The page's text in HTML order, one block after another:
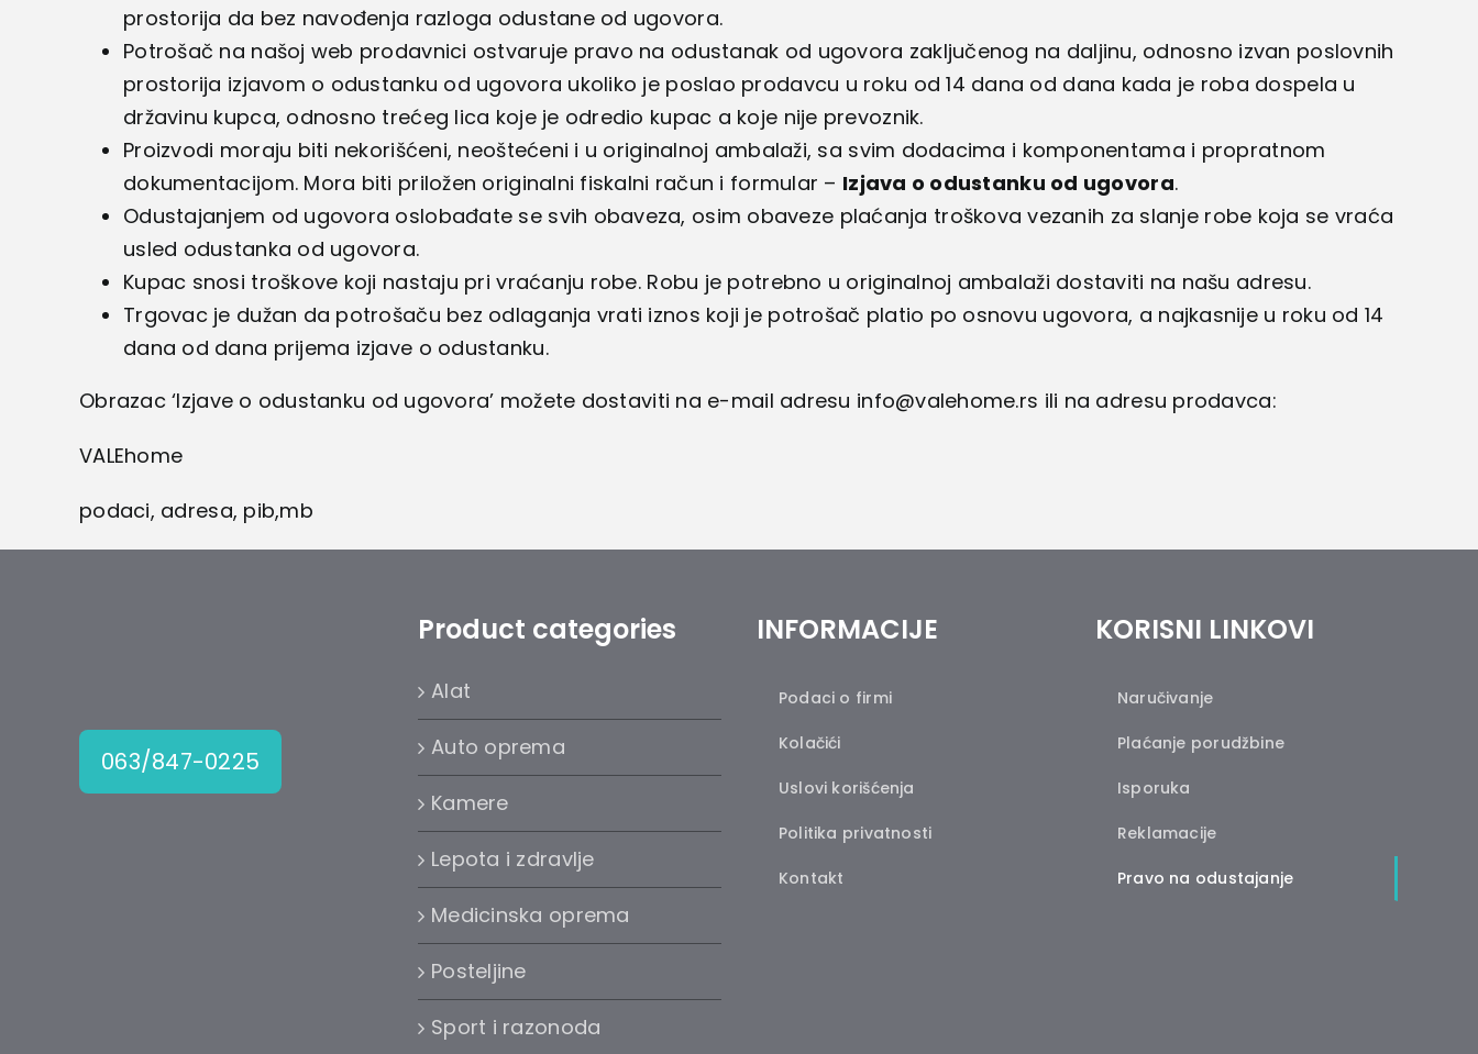
prostorija da bez navođenja razloga odustane od ugovora.
Potrošač na našoj web prodavnici ostvaruje pravo na odustanak od ugovora zaključenog na daljinu, odnosno izvan poslovnih
prostorija izjavom o odustanku od ugovora ukoliko je poslao prodavcu u roku od 14 dana od dana kada je roba dospela u
državinu kupca, odnosno trećeg lica koje je odredio kupac a koje nije prevoznik.
Proizvodi moraju biti nekorišćeni, neoštećeni i u originalnoj ambalaži, sa svim dodacima i komponentama i propratnom
dokumentacijom. Mora biti priložen originalni fiskalni račun i formular – Izjava o odustanku od ugovora.
Odustajanjem od ugovora oslobađate se svih obaveza, osim obaveze plaćanja troškova vezanih za slanje robe koja se vraća
usled odustanka od ugovora.
Kupac snosi troškove koji nastaju pri vraćanju robe. Robu je potrebno u originalnoj ambalaži dostaviti na našu adresu.
Trgovac je dužan da potrošaču bez odlaganja vrati iznos koji je potrošač platio po osnovu ugovora, a najkasnije u roku od 14
dana od dana prijema izjave o odustanku.
Obrazac ‘Izjave o odustanku od ugovora’ možete dostaviti na e-mail adresu info@valehome.rs ili na adresu prodavca:
VALEhome
podaci, adresa, pib,mb
063/847-0225
Product categories
Alat
Auto oprema
Kamere
Lepota i zdravlje
Medicinska oprema
Posteljine
Sport i razonoda
INFORMACIJE
Podaci o firmi
Kolačići
Uslovi korišćenja
Politika privatnosti
Kontakt
KORISNI LINKOVI
Naručivanje
Plaćanje porudžbine
Isporuka
Reklamacije
Pravo na odustajanje